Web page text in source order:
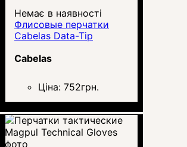
Немає в наявності
Флисовые перчатки
Cabelas Data-Tip
Cabelas
Ціна: 752грн.